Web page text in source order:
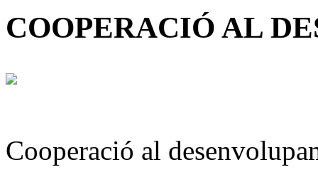
COOPERACIÓ AL
Cooperació al